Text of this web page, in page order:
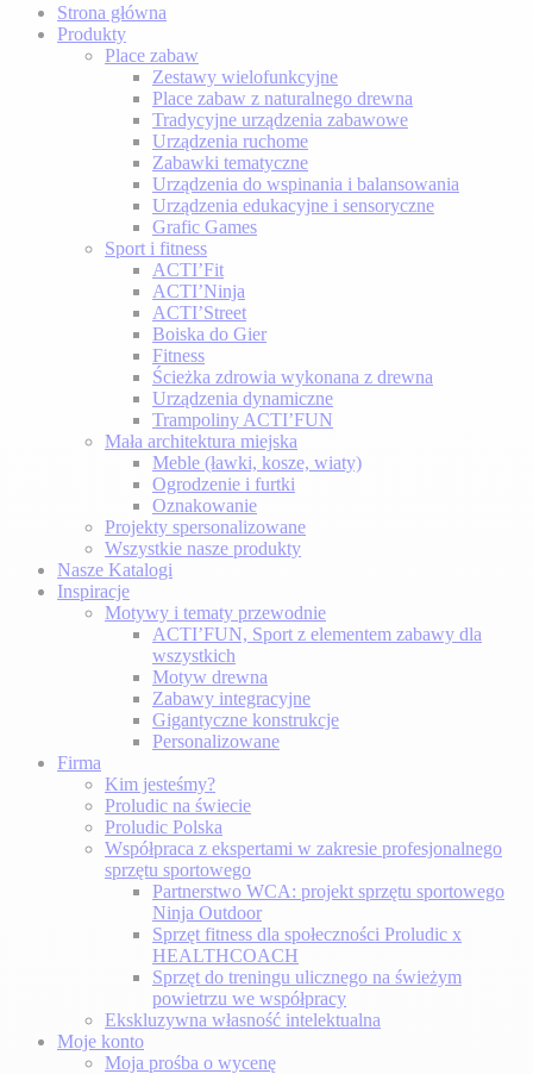
Strona główna
Produkty
Place zabaw
Zestawy wielofunkcyjne
Place zabaw z naturalnego drewna
Tradycyjne urządzenia zabawowe
Urządzenia ruchome
Zabawki tematyczne
Urządzenia do wspinania i balansowania
Urządzenia edukacyjne i sensoryczne
Grafic Games
Sport i fitness
ACTI’Fit
ACTI’Ninja
ACTI’Street
Boiska do Gier
Fitness
Ścieżka zdrowia wykonana z drewna
Urządzenia dynamiczne
Trampoliny ACTI’FUN
Mała architektura miejska
Meble (ławki, kosze, wiaty)
Ogrodzenie i furtki
Oznakowanie
Projekty spersonalizowane
Wszystkie nasze produkty
Nasze Katalogi
Inspiracje
Motywy i tematy przewodnie
ACTI’FUN, Sport z elementem zabawy dla
wszystkich
Motyw drewna
Zabawy integracyjne
Gigantyczne konstrukcje
Personalizowane
Firma
Kim jesteśmy?
Proludic na świecie
Proludic Polska
Współpraca z ekspertami w zakresie profesjonalnego
sprzętu sportowego
Partnerstwo WCA: projekt sprzętu sportowego
Ninja Outdoor
Sprzęt fitness dla społeczności Proludic x
HEALTHCOACH
Sprzęt do treningu ulicznego na świeżym
powietrzu we współpracy
Ekskluzywna własność intelektualna
Moje konto
Moja prośba o wycenę